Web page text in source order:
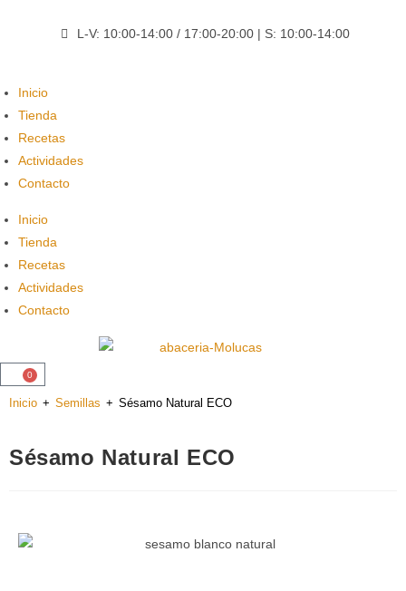
L-V: 10:00-14:00 / 17:00-20:00 | S: 10:00-14:00
Inicio
Tienda
Recetas
Actividades
Contacto
Inicio
Tienda
Recetas
Actividades
Contacto
0
Inicio + Semillas + Sésamo Natural ECO
Sésamo Natural ECO